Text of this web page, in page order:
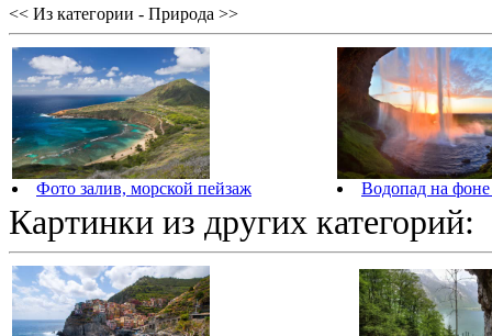
<< Из категории - Природа >>
Фото залив, морской пейзаж Водопад на фоне
Картинки из других категорий: